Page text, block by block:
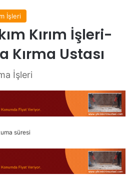
İşleri
Kırım İşleri-
Kırma Ustası
İşleri
süresi